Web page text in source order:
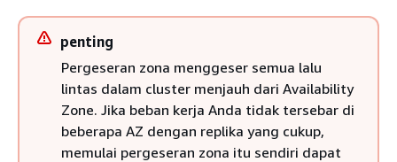
penting
Pergeseran zona menggeser semua lalu
lintas dalam cluster menjauh dari Availability
Zone. Jika beban kerja Anda tidak tersebar di
beberapa AZ dengan replika yang cukup,
memulai pergeseran zona itu sendiri dapat